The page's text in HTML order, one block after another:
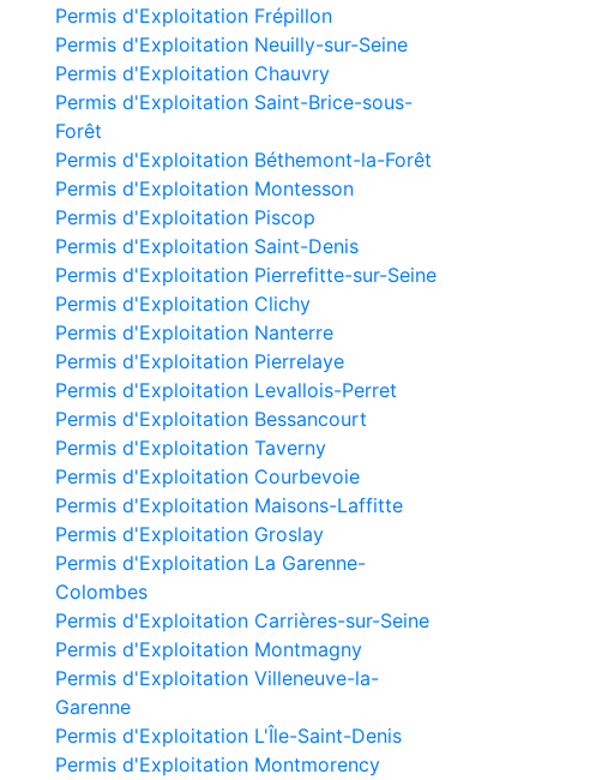
Permis d'Exploitation Frépillon
Permis d'Exploitation Neuilly-sur-Seine
Permis d'Exploitation Chauvry
Permis d'Exploitation Saint-Brice-sous-
Forêt
Permis d'Exploitation Béthemont-la-Forêt
Permis d'Exploitation Montesson
Permis d'Exploitation Piscop
Permis d'Exploitation Saint-Denis
Permis d'Exploitation Pierrefitte-sur-Seine
Permis d'Exploitation Clichy
Permis d'Exploitation Nanterre
Permis d'Exploitation Pierrelaye
Permis d'Exploitation Levallois-Perret
Permis d'Exploitation Bessancourt
Permis d'Exploitation Taverny
Permis d'Exploitation Courbevoie
Permis d'Exploitation Maisons-Laffitte
Permis d'Exploitation Groslay
Permis d'Exploitation La Garenne-
Colombes
Permis d'Exploitation Carrières-sur-Seine
Permis d'Exploitation Montmagny
Permis d'Exploitation Villeneuve-la-
Garenne
Permis d'Exploitation L'Île-Saint-Denis
Permis d'Exploitation Montmorency